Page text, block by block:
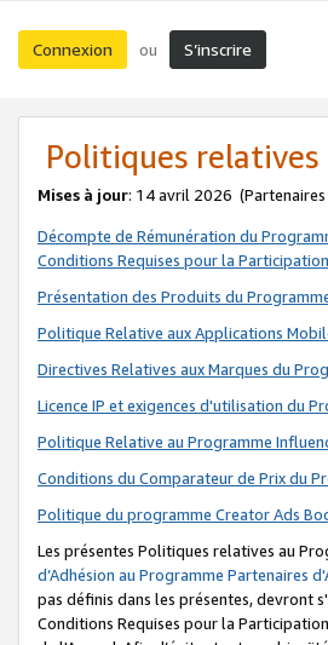
Connexion ou S’inscrire
Politiques
Mises à jour: 14 avril 2026
Décompte de Rémunération du
Conditions Requises pour la
Présentation des Produits du
Politique Relative aux Applications
Directives Relatives aux Marques du
Licence IP et exigences d'utilisation du
Politique Relative au Programme
Conditions du Comparateur de Prix du
Politique du programme Creator Ads
Les présentes Politiques relatives au
d’Adhésion au Programme Partenaires
pas définis dans les présentes, devront
Conditions Requises pour la